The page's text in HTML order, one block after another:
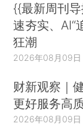
{{最新周刊
速夯实、AI“
狂潮
2026年08月09日
财新观察｜
更好服务高
2026年08月09日